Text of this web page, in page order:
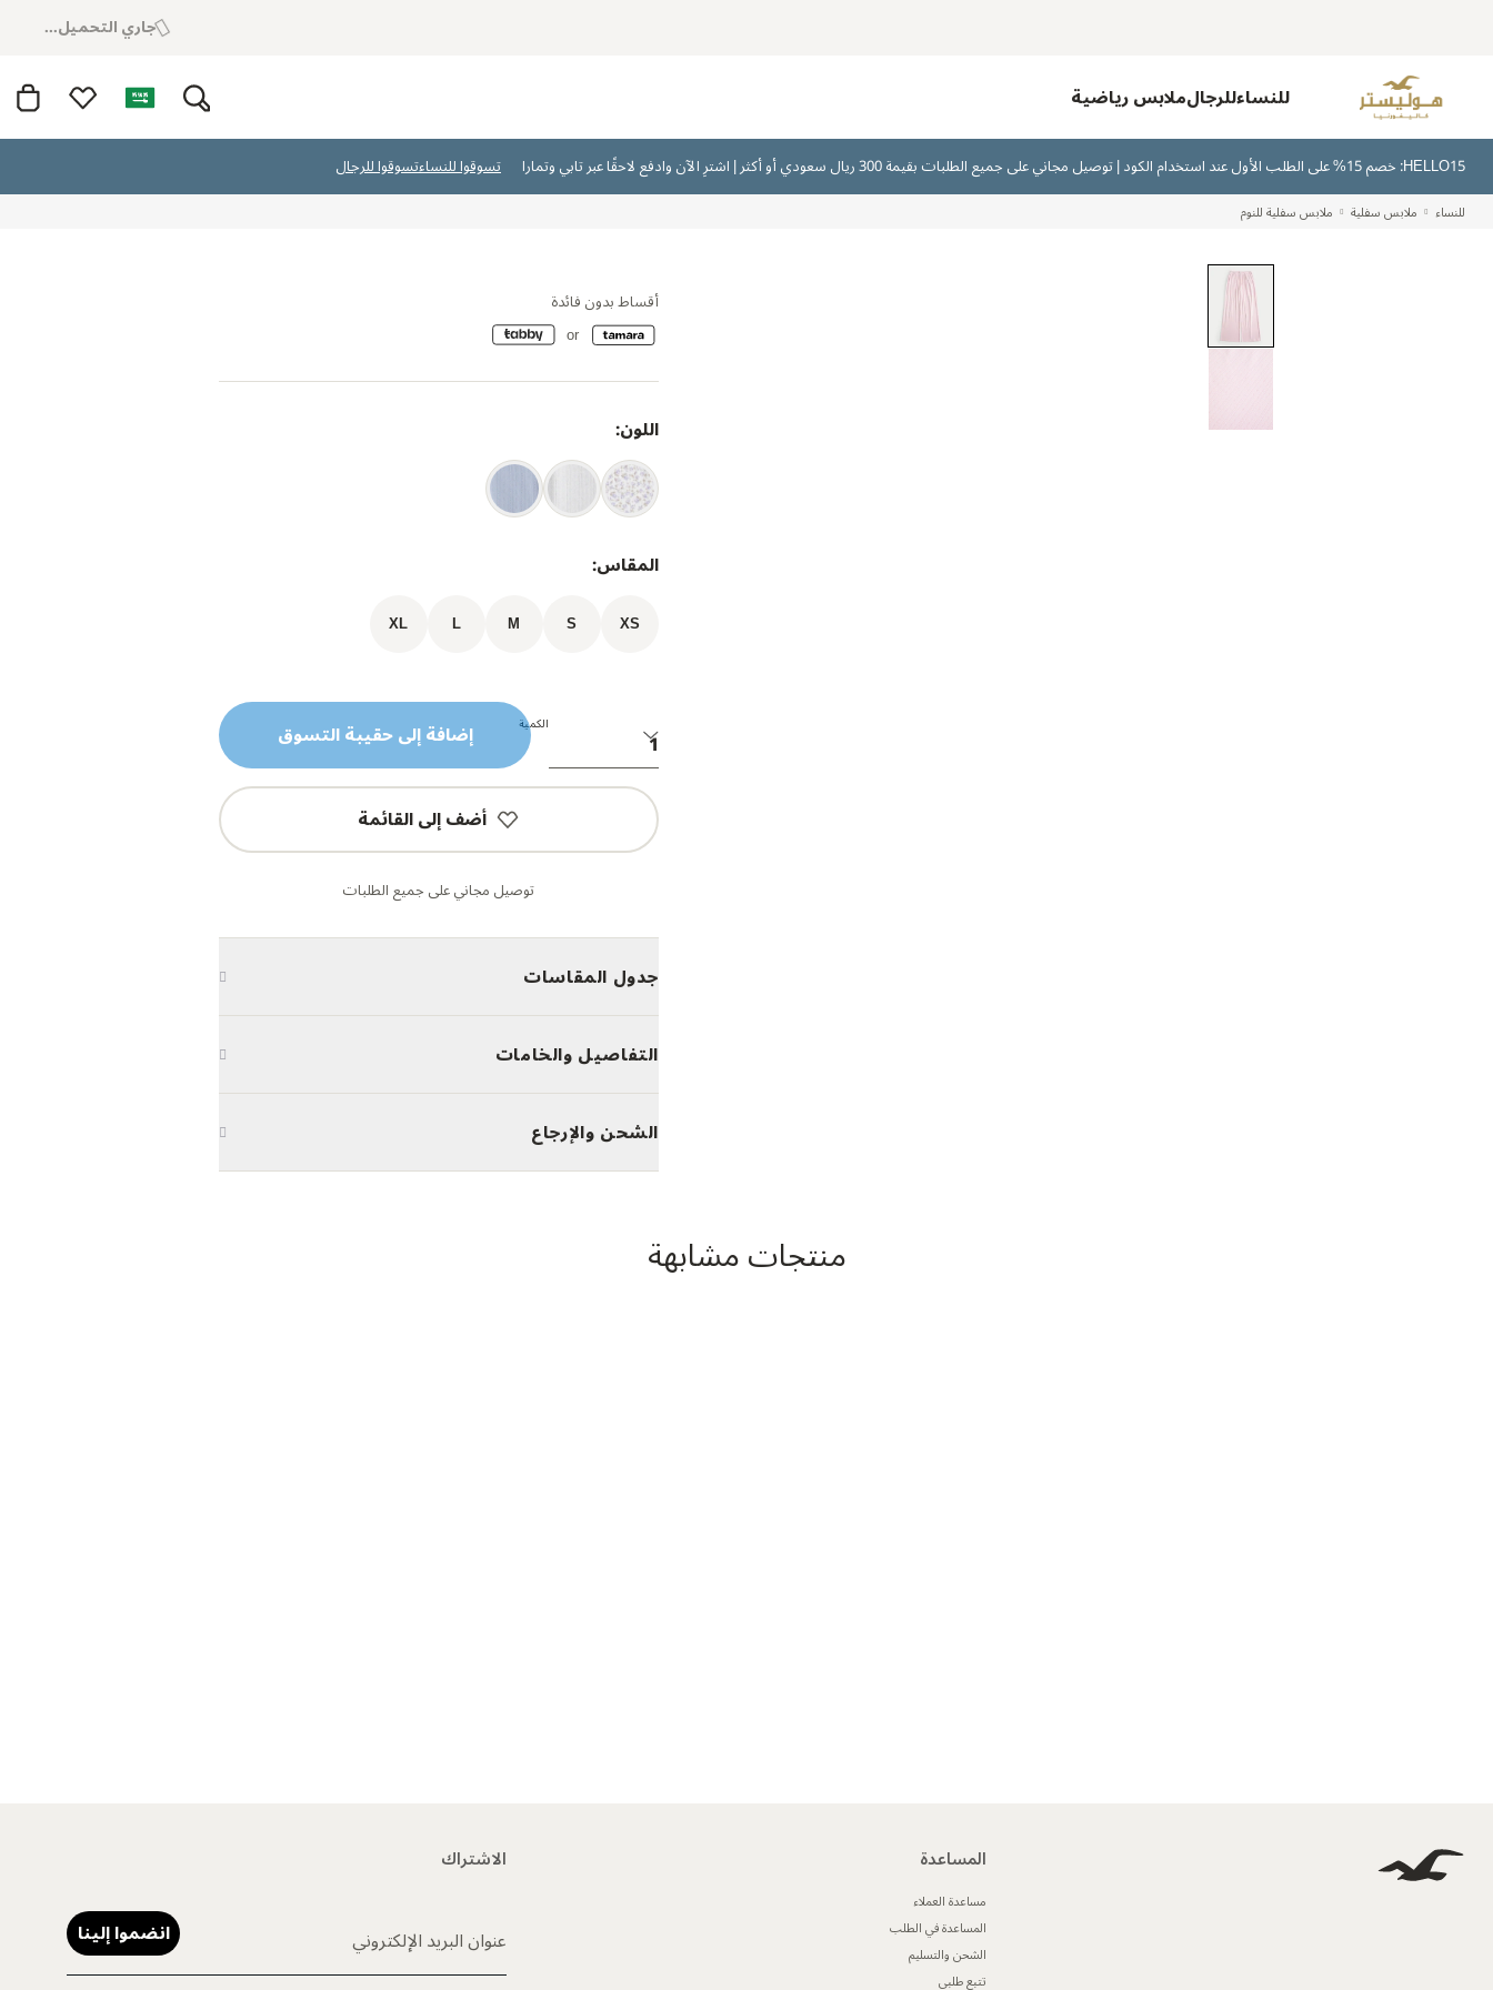
جاري التحميل...
للنساءللرجالملابس رياضية
HELLO15: خصم 15% على الطلب الأول عند استخدام الكود | توصيل مجاني على جميع الطلبات بقيمة 300 ريال سعودي أو أكثر | اشترِ الآن وادفع لاحقًا عبر تابي وتمارا تسوقوا للنساءتسوقوا للرجال
للنساء ملابس سفلية ملابس سفلية للنوم
أقساط بدون فائدة
اللون:
المقاس:
XS
S
M
L
XL
الكمية إضافة إلى حقيبة التسوق
أضف إلى القائمة
توصيل مجاني على جميع الطلبات
جدول المقاسات
التفاصيل والخامات
الشحن والإرجاع
منتجات مشابهة
المساعدة
مساعدة العملاء
المساعدة في الطلب
الشحن والتسليم
تتبع طلبي
الاشتراك
عنوان البريد الإلكتروني انضموا إلينا